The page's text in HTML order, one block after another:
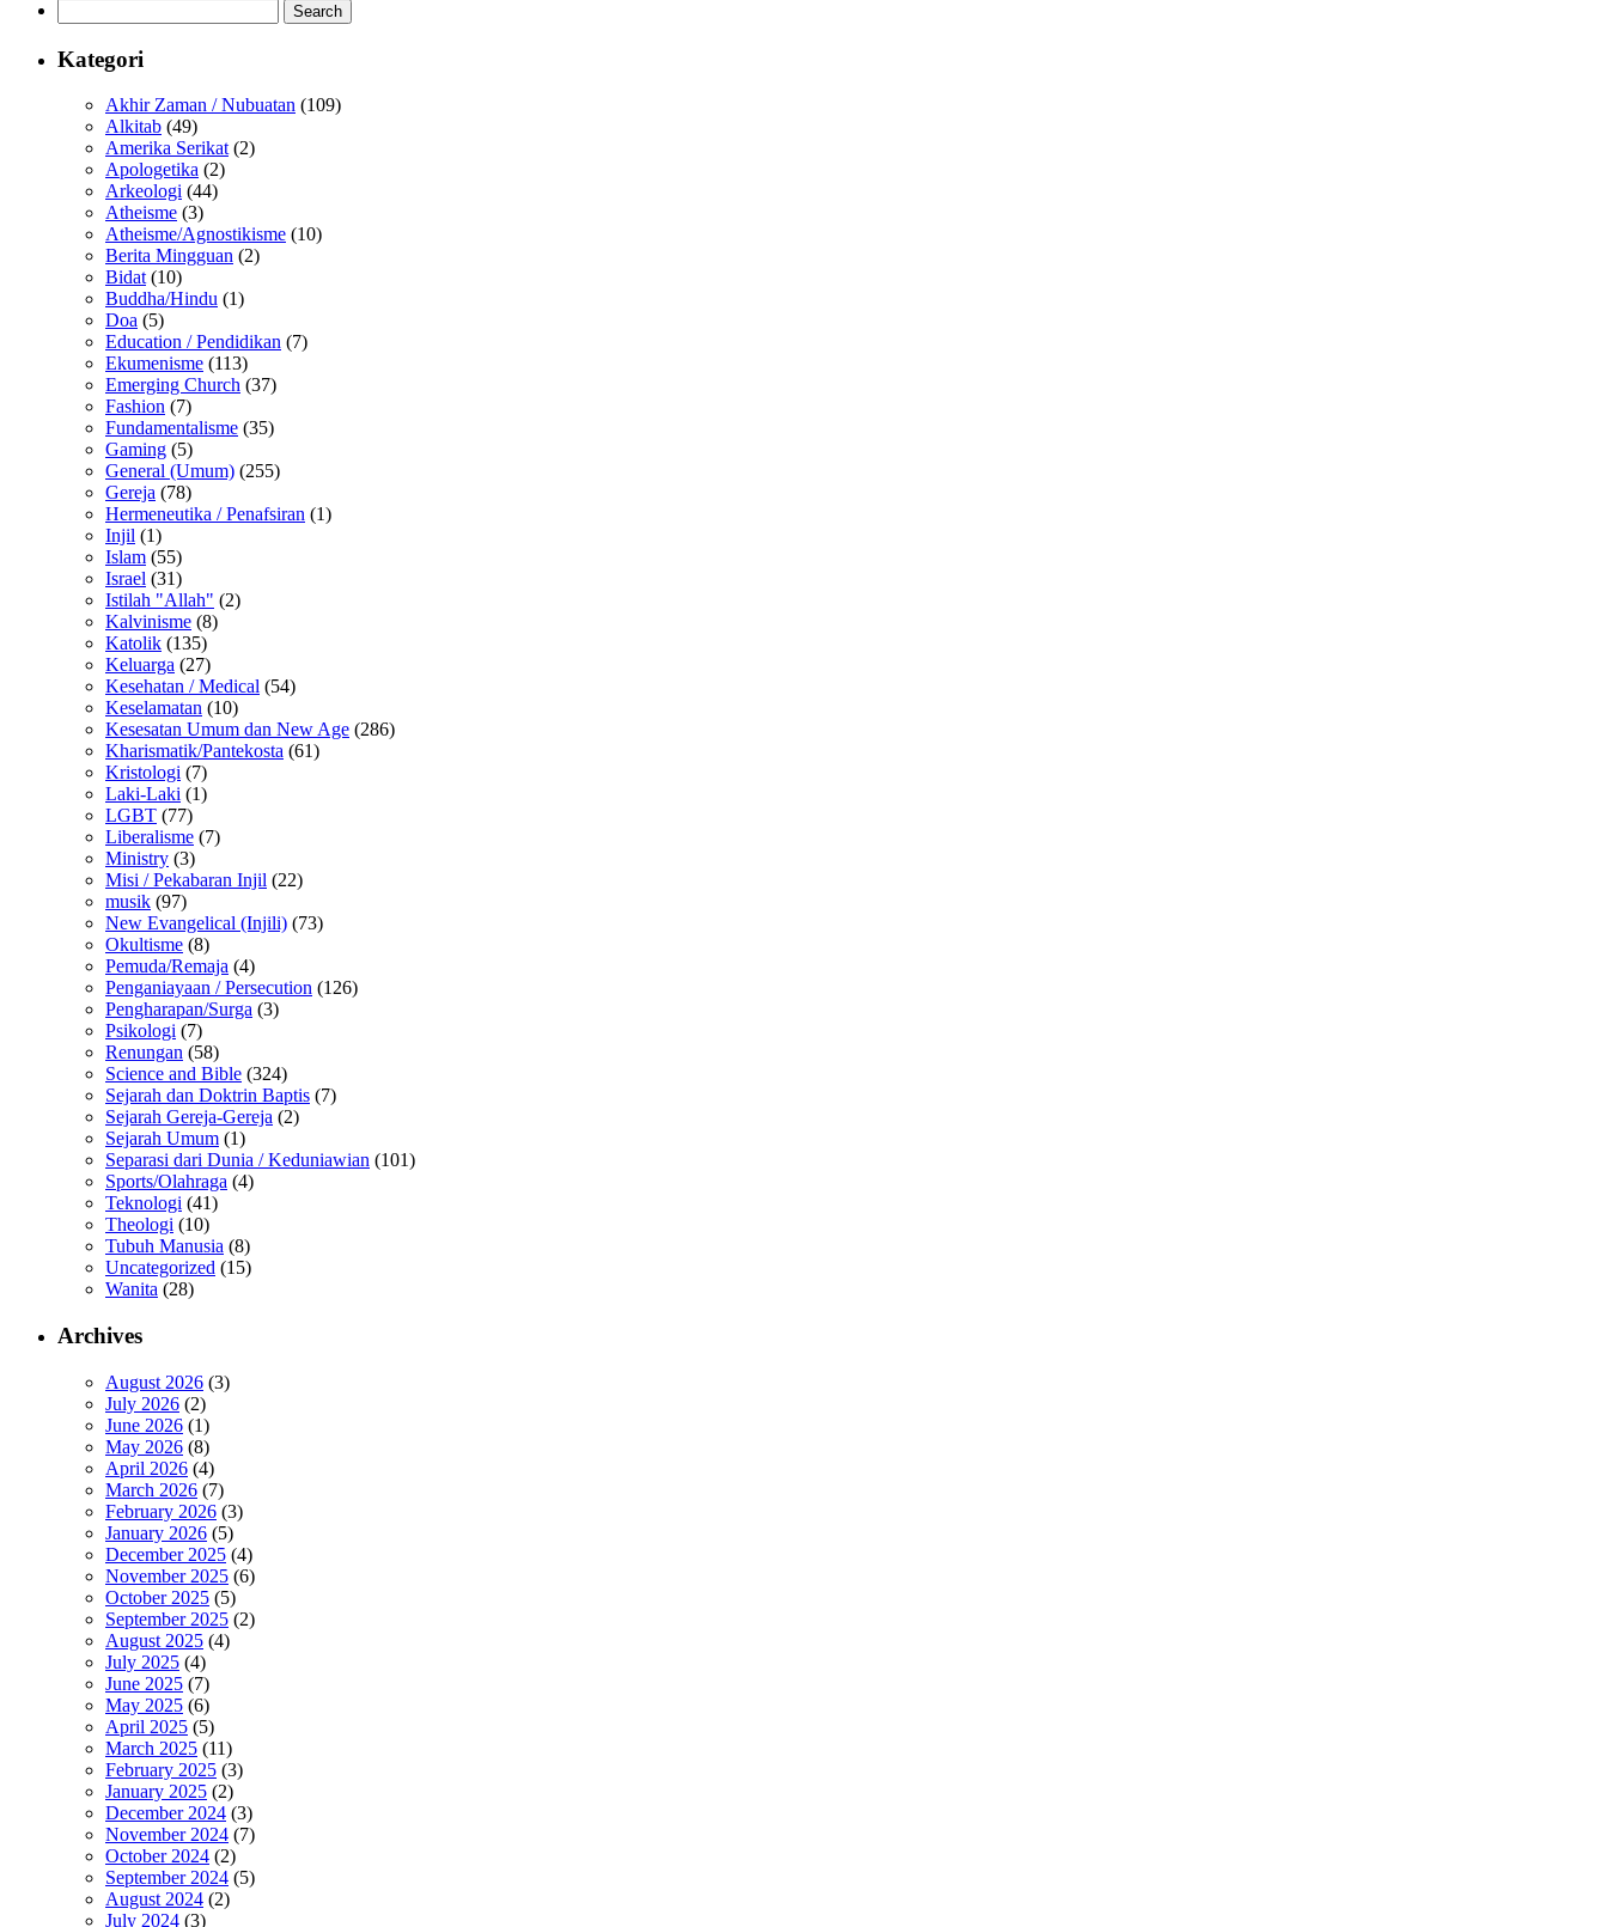
for:
Kategori
Akhir Zaman / Nubuatan (109)
Alkitab (49)
Amerika Serikat(2)
Apologetika (2)
Arkeologi (44)
Atheisme (3)
Atheisme/Agnostikisme (10)
Berita Mingguan (2)
Bidat(10)
Buddha/Hindu (1)
Doa (5)
Education / Pendidikan (7)
Ekumenisme (113)
Emerging Church (37)
Fashion (7)
Fundamentalisme (35)
Gaming (5)
General (Umum) (255)
Gereja (78)
Hermeneutika / Penafsiran (1)
Injil (1)
Islam (55)
Israel (31)
Istilah "Allah" (2)
Kalvinisme (8)
Katolik (135)
Keluarga (27)
Kesehatan / Medical (54)
Keselamatan (10)
Kesesatan Umum dan New Age (286)
Kharismatik/Pantekosta (61)
Kristologi (7)
Laki-Laki (1)
LGBT (77)
Liberalisme (7)
Ministry (3)
Misi / Pekabaran Injil (22)
musik (97)
New Evangelical (Injili) (73)
Okultisme (8)
Pemuda/Remaja (4)
Penganiayaan / Persecution (126)
Pengharapan/Surga (3)
Psikologi (7)
Renungan (58)
Science and Bible (324)
Sejarah dan Doktrin Baptis (7)
Sejarah Gereja-Gereja (2)
Sejarah Umum (1)
Separasi dari Dunia / Keduniawian (101)
Sports/Olahraga (4)
Teknologi (41)
Theologi (10)
Tubuh Manusia (8)
Uncategorized (15)
Wanita (28)
Archives
August 2026 (3)
July 2026 (2)
June 2026 (1)
May 2026 (8)
April 2026 (4)
March 2026 (7)
February 2026 (3)
January 2026 (5)
December 2025 (4)
November 2025 (6)
October 2025 (5)
September 2025 (2)
August 2025 (4)
July 2025 (4)
June 2025 (7)
May 2025 (6)
April 2025 (5)
March 2025 (11)
February 2025 (3)
January 2025 (2)
December 2024 (3)
November 2024 (7)
October 2024 (2)
September 2024 (5)
August 2024 (2)
July 2024 (3)